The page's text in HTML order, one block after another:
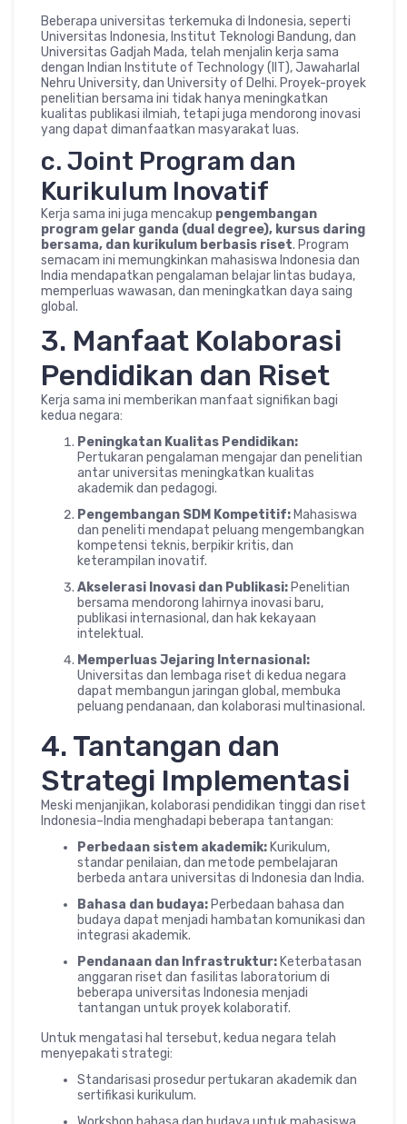
Beberapa universitas terkemuka di Indonesia, seperti
Universitas Indonesia, Institut Teknologi Bandung, dan
Universitas Gadjah Mada, telah menjalin kerja sama
dengan Indian Institute of Technology (IIT), Jawaharlal
Nehru University, dan University of Delhi. Proyek-proyek
penelitian bersama ini tidak hanya meningkatkan
kualitas publikasi ilmiah, tetapi juga mendorong inovasi
yang dapat dimanfaatkan masyarakat luas.
c. Joint Program dan
Kurikulum Inovatif
Kerja sama ini juga mencakup pengembangan
program gelar ganda (dual degree), kursus daring
bersama, dan kurikulum berbasis riset. Program
semacam ini memungkinkan mahasiswa Indonesia dan
India mendapatkan pengalaman belajar lintas budaya,
memperluas wawasan, dan meningkatkan daya saing
global.
3. Manfaat Kolaborasi
Pendidikan dan Riset
Kerja sama ini memberikan manfaat signifikan bagi
kedua negara:
Peningkatan Kualitas Pendidikan:
Pertukaran pengalaman mengajar dan penelitian
antar universitas meningkatkan kualitas
akademik dan pedagogi.
Pengembangan SDM Kompetitif: Mahasiswa
dan peneliti mendapat peluang mengembangkan
kompetensi teknis, berpikir kritis, dan
keterampilan inovatif.
Akselerasi Inovasi dan Publikasi: Penelitian
bersama mendorong lahirnya inovasi baru,
publikasi internasional, dan hak kekayaan
intelektual.
Memperluas Jejaring Internasional:
Universitas dan lembaga riset di kedua negara
dapat membangun jaringan global, membuka
peluang pendanaan, dan kolaborasi multinasional.
4. Tantangan dan
Strategi Implementasi
Meski menjanjikan, kolaborasi pendidikan tinggi dan riset
Indonesia–India menghadapi beberapa tantangan:
Perbedaan sistem akademik: Kurikulum,
standar penilaian, dan metode pembelajaran
berbeda antara universitas di Indonesia dan India.
Bahasa dan budaya: Perbedaan bahasa dan
budaya dapat menjadi hambatan komunikasi dan
integrasi akademik.
Pendanaan dan Infrastruktur: Keterbatasan
anggaran riset dan fasilitas laboratorium di
beberapa universitas Indonesia menjadi
tantangan untuk proyek kolaboratif.
Untuk mengatasi hal tersebut, kedua negara telah
menyepakati strategi:
Standarisasi prosedur pertukaran akademik dan
sertifikasi kurikulum.